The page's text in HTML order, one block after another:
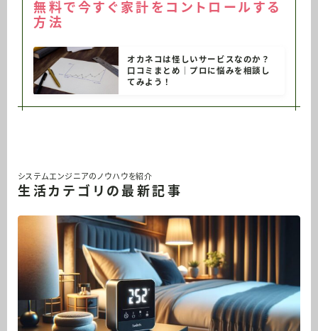
無料で今すぐ家計をコントロールする
方法
オカネコは怪しいサービスなのか？
口コミまとめ｜プロに悩みを相談し
てみよう！
システムエンジニアのノウハウを紹介
生活カテゴリの最新記事